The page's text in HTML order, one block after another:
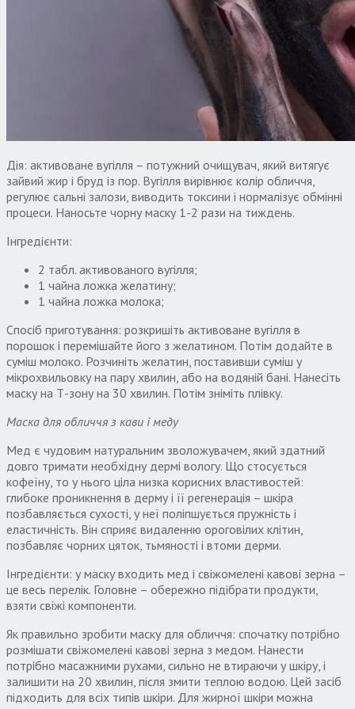
Дія: активоване вугілля – потужний очищувач, який витягує
зайвий жир і бруд із пор. Вугілля вирівнює колір обличчя,
регулює сальні залози, виводить токсини і нормалізує обмінні
процеси. Наносьте чорну маску 1-2 рази на тиждень.
Інгредієнти:
2 табл. активованого вугілля;
1 чайна ложка желатину;
1 чайна ложка молока;
Спосіб приготування: розкришіть активоване вугілля в
порошок і перемішайте його з желатином. Потім додайте в
суміш молоко. Розчиніть желатин, поставивши суміш у
мікрохвильовку на пару хвилин, або на водяній бані. Нанесіть
маску на Т-зону на 30 хвилин. Потім зніміть плівку.
Маска для обличчя з кави і меду
Мед є чудовим натуральним зволожувачем, який здатний
довго тримати необхідну дермі вологу. Що стосується
кофеїну, то у нього ціла низка корисних властивостей:
глибоке проникнення в дерму і її регенерація – шкіра
позбавляється сухості, у неї поліпшується пружність і
еластичність. Він сприяє видаленню ороговілих клітин,
позбавляє чорних цяток, тьмяності і втоми дерми.
Інгредієнти: у маску входить мед і свіжомелені кавові зерна –
це весь перелік. Головне – обережно підібрати продукти,
взяти свіжі компоненти.
Як правильно зробити маску для обличчя: спочатку потрібно
розмішати свіжомелені кавові зерна з медом. Нанести
потрібно масажними рухами, сильно не втираючи у шкіру, і
залишити на 20 хвилин, після змити теплою водою. Цей засіб
підходить для всіх типів шкіри. Для жирної шкіри можна